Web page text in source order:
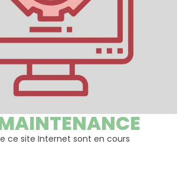
ce site Internet sont en cours